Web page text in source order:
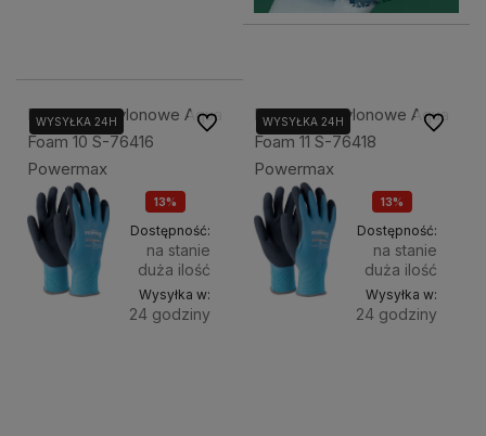
Rękawice Nylonowe Aqua
Foam 10 S-76416
Powermax
13%
OKAZJA
WYSYŁKA 24H
Dostępność:
na stanie
duża ilość
Wysyłka w:
24 godziny
Do ulubionychRękawice Nylonowe Aqua
Foam 11 S-76418
Powermax
13%
OKAZJA
WYSYŁKA 24H
Dostępność:
na stanie
duża ilość
Wysyłka w:
24 godziny
Do